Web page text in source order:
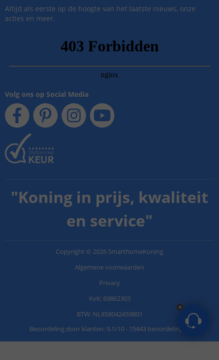
Altijd als eerste op de hoogte van het laatste nieuws, onze
acties en meer.
Volg ons op Social Media
"Koning in prijs, kwaliteit
en service"
Copyright © 2026 SmarthomeKoning
Algemene voorwaarden
Privacy
KvK: 69862303
BTW: NL858042459B01
Beoordeling door klanten: 9.1/10- 15443 beoordelingen